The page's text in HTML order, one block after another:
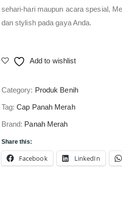
sehari-hari maupun acara spesial,
dan stylish pada gaya Anda.
Add to wishlist
Category: Produk Benih
Tag:Cap Panah Merah
Brand: Panah Merah
Share this:
Facebook LinkedIn